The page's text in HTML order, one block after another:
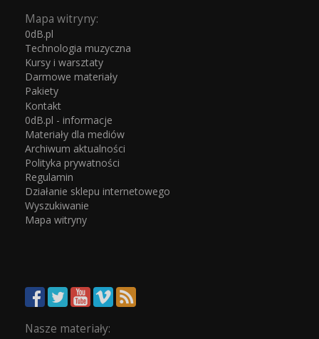
Mapa witryny:
0dB.pl
Technologia muzyczna
Kursy i warsztaty
Darmowe materiały
Pakiety
Kontakt
0dB.pl - informacje
Materiały dla mediów
Archiwum aktualności
Polityka prywatności
Regulamin
Działanie sklepu internetowego
Wyszukiwanie
Mapa witryny
Nasze materiały: